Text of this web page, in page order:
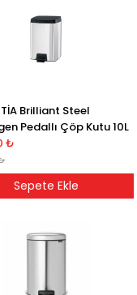
Brilliant Steel
Pedallı Çöp Kutu 10L
₺
Sepete Ekle